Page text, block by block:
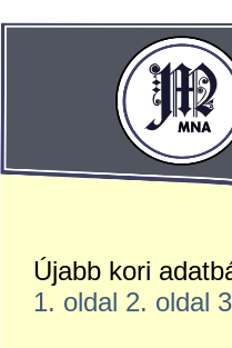
Újabb kori
1. oldal 2. oldal